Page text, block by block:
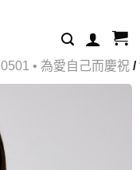
0501 • 為愛自己而慶祝 /